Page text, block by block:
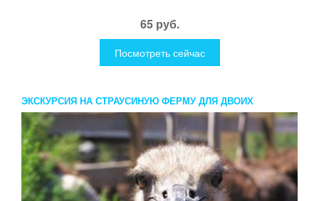
65 руб.
Посмотреть сейчас
ЭКСКУРСИЯ НА СТРАУСИНУЮ ФЕРМУ ДЛЯ ДВОИХ